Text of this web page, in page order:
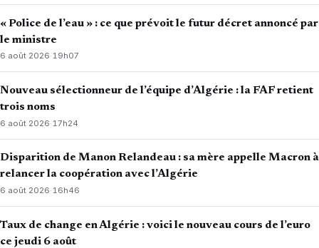
« Police de l’eau » : ce que prévoit le futur décret annoncé par
le ministre
6 août 2026·19h07
Nouveau sélectionneur de l’équipe d’Algérie : la FAF retient
trois noms
6 août 2026·17h24
Disparition de Manon Relandeau : sa mère appelle Macron à
relancer la coopération avec l’Algérie
6 août 2026·16h46
Taux de change en Algérie : voici le nouveau cours de l’euro
ce jeudi 6 août